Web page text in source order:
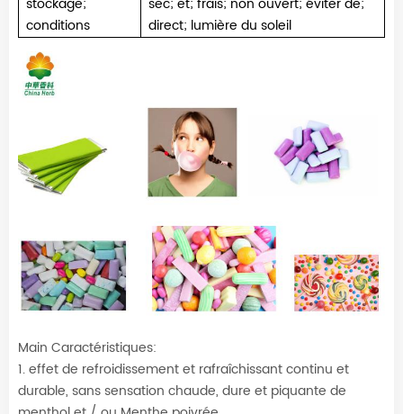
conditions
direct; lumière du soleil
Main Caractéristiques:
1. effet de refroidissement et rafraîchissant continu et
durable, sans sensation chaude, dure et piquante de